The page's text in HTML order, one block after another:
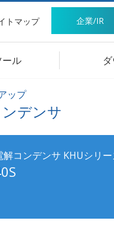
トマップ 企業/IR
ル
ップ
デンサ
コンデンサ KHUシリ